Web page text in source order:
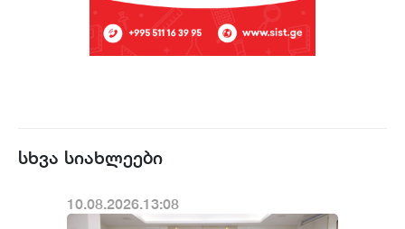
სხვა სიახლეები
10.08.2026.13:08